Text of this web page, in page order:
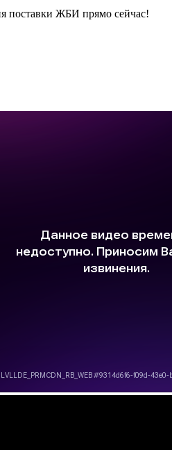
поставки ЖБИ прямо сейчас!